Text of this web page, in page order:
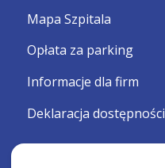
Mapa Szpitala
Opłata za parking
Informacje dla firm
Deklaracja dostępności